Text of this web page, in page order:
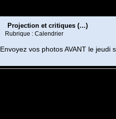
Projection et critiques (…)
Rubrique : Calendrier
Envoyez vos photos AVANT le